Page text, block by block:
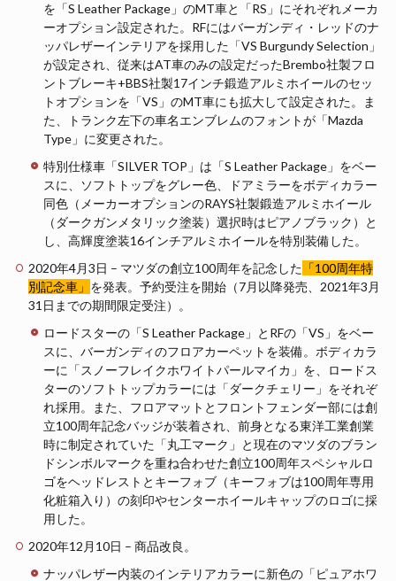
を「S Leather Package」のMT車と「RS」にそれぞれメーカ
ーオプション設定された。RFにはバーガンディ・レッドのナ
ッパレザーインテリアを採用した「VS Burgundy Selection」
が設定され、従来はAT車のみの設定だったBrembo社製フロ
ントブレーキ+BBS社製17インチ鍛造アルミホイールのセッ
トオプションを「VS」のMT車にも拡大して設定された。ま
た、トランク左下の車名エンブレムのフォントが「Mazda
Type」に変更された。
特別仕様車「SILVER TOP」は「S Leather Package」をベー
スに、ソフトトップをグレー色、ドアミラーをボディカラー
同色（メーカーオプションのRAYS社製鍛造アルミホイール
（ダークガンメタリック塗装）選択時はピアノブラック）と
し、高輝度塗装16インチアルミホイールを特別装備した。
2020年4月3日 – マツダの創立100周年を記念した 「100周年特
別記念車」 を発表。予約受注を開始（7月以降発売、2021年3月
31日までの期間限定受注）。
ロードスターの「S Leather Package」とRFの「VS」をベー
スに、バーガンディのフロアカーペットを装備。ボディカラ
ーに「スノーフレイクホワイトパールマイカ」を、ロードス
ターのソフトトップカラーには「ダークチェリー」をそれぞ
れ採用。また、フロアマットとフロントフェンダー部には創
立100周年記念バッジが装着され、前身となる東洋工業創業
時に制定されていた「丸工マーク」と現在のマツダのブラン
ドシンボルマークを重ね合わせた創立100周年スペシャルロ
ゴをヘッドレストとキーフォブ（キーフォブは100周年専用
化粧箱入り）の刻印やセンターホイールキャップのロゴに採
用した。
2020年12月10日 – 商品改良。
ナッパレザー内装のインテリアカラーに新色の「ピュアホワ